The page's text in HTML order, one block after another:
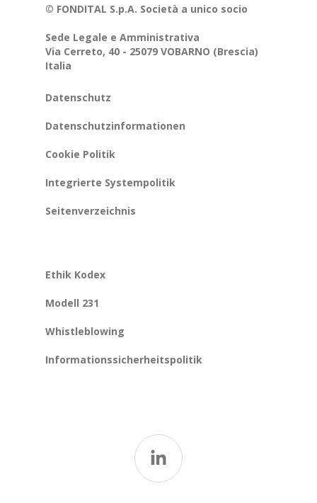
© FONDITAL S.p.A. Società a unico socio
Sede Legale e Amministrativa
Via Cerreto, 40 - 25079 VOBARNO (Brescia)
Italia
Datenschutz
Datenschutzinformationen
Cookie Politik
Integrierte Systempolitik
Seitenverzeichnis
Ethik Kodex
Modell 231
Whistleblowing
Informationssicherheitspolitik